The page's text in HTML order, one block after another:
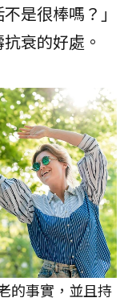
是很棒嗎？」
衰的好處。
的事實，並且持